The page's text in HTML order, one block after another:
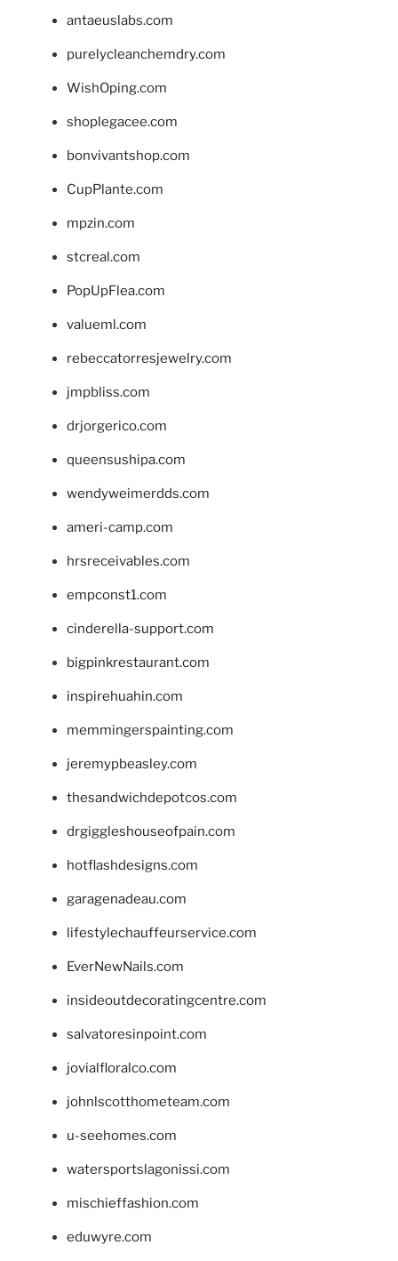
antaeuslabs.com
purelycleanchemdry.com
WishOping.com
shoplegacee.com
bonvivantshop.com
CupPlante.com
mpzin.com
stcreal.com
PopUpFlea.com
valueml.com
rebeccatorresjewelry.com
jmpbliss.com
drjorgerico.com
queensushipa.com
wendyweimerdds.com
ameri-camp.com
hrsreceivables.com
empconst1.com
cinderella-support.com
bigpinkrestaurant.com
inspirehuahin.com
memmingerspainting.com
jeremypbeasley.com
thesandwichdepotcos.com
drgiggleshouseofpain.com
hotflashdesigns.com
garagenadeau.com
lifestylechauffeurservice.com
EverNewNails.com
insideoutdecoratingcentre.com
salvatoresinpoint.com
jovialfloralco.com
johnlscotthometeam.com
u-seehomes.com
watersportslagonissi.com
mischieffashion.com
eduwyre.com